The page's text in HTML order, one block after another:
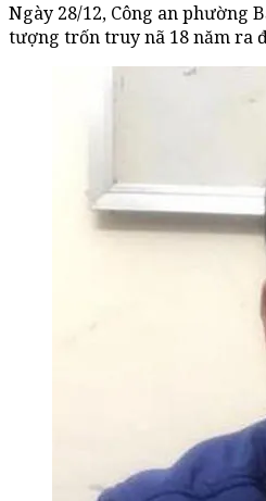
Ngày 28/12, Công an phường
tượng trốn truy nã 18 năm ra